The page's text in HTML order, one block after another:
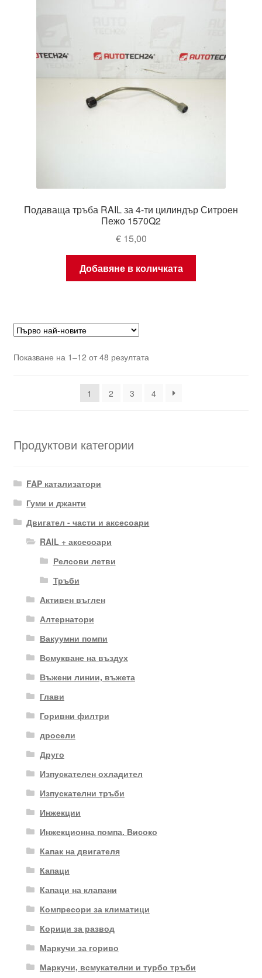
Подаваща тръба RAIL за 4-ти цилиндър Ситроен
Пежо 1570Q2
€15,00
Добавяне в количката
Показване на 1–12 от 48 резултатаSorted
1
2 3 4
Продуктови категории
FAP катализатори
Гуми и джанти
Двигател - части и аксесоари
RAIL + аксесоари
Релсови летви
Тръби
Активен въглен
Алтернатори
Вакуумни помпи
Всмукване на въздух
Въжени линии, въжета
Глави
Горивни филтри
дросели
Друго
Изпускателен охладител
Изпускателни тръби
Инжекции
Инжекционна помпа. Високо
Капак на двигателя
Капаци
Капаци на клапани
Компресори за климатици
Корици за развод
Маркучи за гориво
Маркучи, всмукателни и турбо тръби